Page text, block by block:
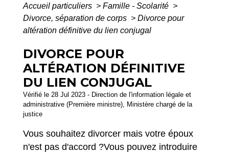
Accueil particuliers > Famille - Scolarité >
Divorce, séparation de corps > Divorce pour
altération définitive du lien conjugal
DIVORCE POUR
ALTÉRATION DÉFINITIVE
DU LIEN CONJUGAL
Vérifié le 28 Jul 2023 - Direction de l'information légale et
administrative (Première ministre), Ministère chargé de la
justice
Vous souhaitez divorcer mais votre époux
n'est pas d'accord ?Vous pouvez introduire